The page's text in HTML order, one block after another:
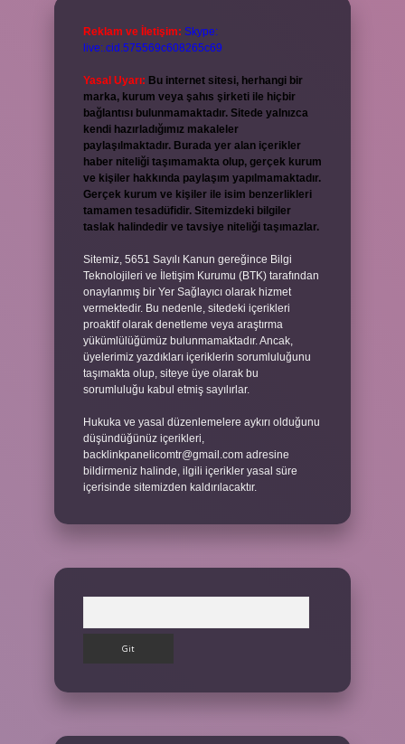
Reklam ve İletişim: Skype:
live:.cid.575569c608265c69
Yasal Uyarı: Bu internet sitesi, herhangi bir
marka, kurum veya şahıs şirketi ile hiçbir
bağlantısı bulunmamaktadır. Sitede yalnızca
kendi hazırladığımız makaleler
paylaşılmaktadır. Burada yer alan içerikler
haber niteliği taşımamakta olup, gerçek kurum
ve kişiler hakkında paylaşım yapılmamaktadır.
Gerçek kurum ve kişiler ile isim benzerlikleri
tamamen tesadüfidir. Sitemizdeki bilgiler
taslak halindedir ve tavsiye niteliği taşımazlar.
Sitemiz, 5651 Sayılı Kanun gereğince Bilgi
Teknolojileri ve İletişim Kurumu (BTK) tarafından
onaylanmış bir Yer Sağlayıcı olarak hizmet
vermektedir. Bu nedenle, sitedeki içerikleri
proaktif olarak denetleme veya araştırma
yükümlülüğümüz bulunmamaktadır. Ancak,
üyelerimiz yazdıkları içeriklerin sorumluluğunu
taşımakta olup, siteye üye olarak bu
sorumluluğu kabul etmiş sayılırlar.
Hukuka ve yasal düzenlemelere aykırı olduğunu
düşündüğünüz içerikleri,
backlinkpanelicomtr@gmail.com adresine
bildirmeniz halinde, ilgili içerikler yasal süre
içerisinde sitemizden kaldırılacaktır.